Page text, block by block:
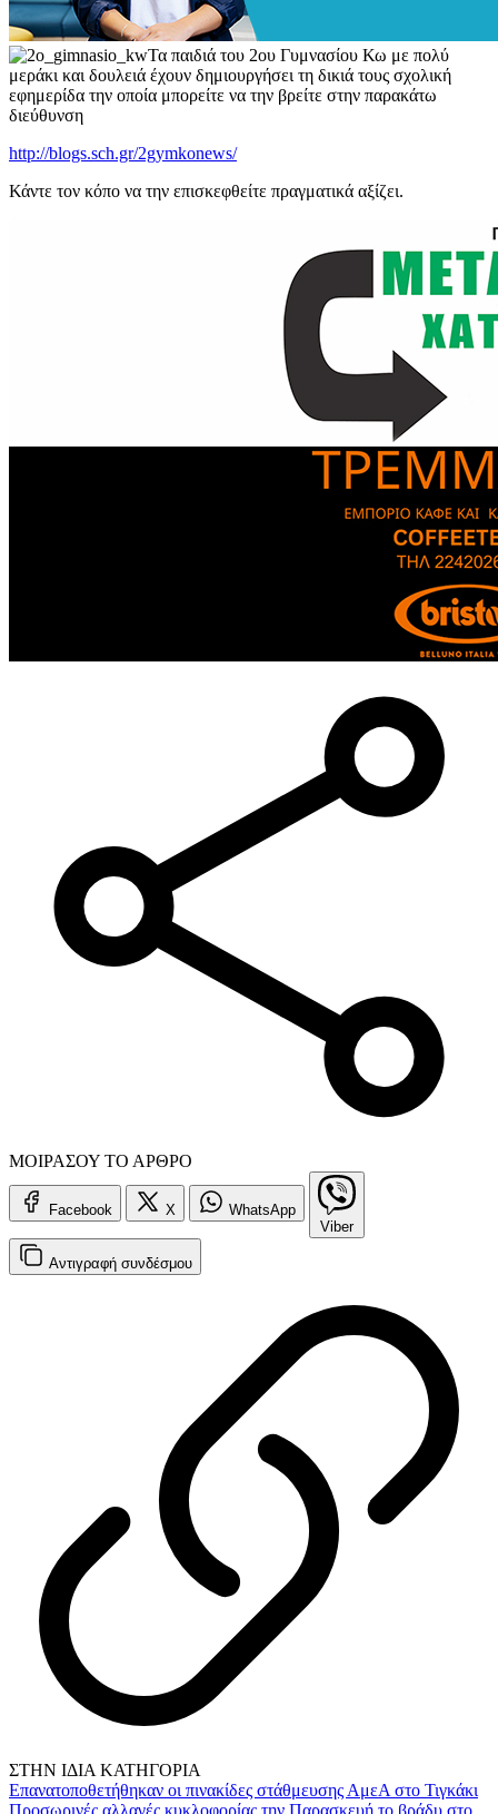
Τα παιδιά του 2ου Γυμνασίου Κω με πολύ
μεράκι και δουλειά έχουν δημιουργήσει τη δικιά τους σχολική
εφημερίδα την οποία μπορείτε να την βρείτε στην παρακάτω
διεύθυνση
http://blogs.sch.gr/2gymkonews/
Κάντε τον κόπο να την επισκεφθείτε πραγματικά αξίζει.
ΜΟΙΡΑΣΟΥ ΤΟ ΑΡΘΡΟ
Facebook X
WhatsApp
Viber
Αντιγραφή συνδέσμου
ΣΤΗΝ ΙΔΙΑ ΚΑΤΗΓΟΡΙΑ
Επανατοποθετήθηκαν οι πινακίδες στάθμευσης ΑμεΑ στο Τιγκάκι
Προσωρινές αλλαγές κυκλοφορίας την Παρασκευή το βράδυ στο